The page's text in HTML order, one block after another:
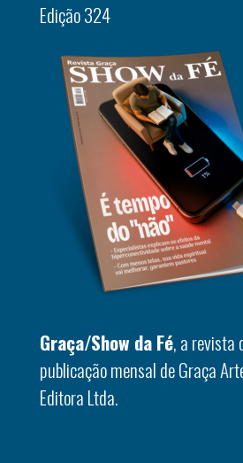
Edição 324
Graça/Show da Fé, a revista
publicação mensal de Graça
Editora Ltda.